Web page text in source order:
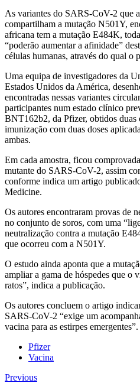
As variantes do SARS-CoV-2 que
compartilham a mutação N501Y,
africana tem a mutação E484K,
“poderão aumentar a afinidade”
células humanas, através do qual o
Uma equipa de investigadores da
Estados Unidos da América,
encontradas nessas variantes
participantes num estado clínico
BNT162b2, da Pfizer, obtidos duas
imunização com duas doses
ambas.
Em cada amostra, ficou
mutante do SARS-CoV-2, assim
conforme indica um artigo
Medicine.
Os autores encontraram provas de
no conjunto de soros, com uma
neutralização contra a mutação
que ocorreu com a N501Y.
O estudo ainda aponta que a
ampliar a gama de hóspedes que o
ratos”, indica a publicação.
Os autores concluem o artigo
SARS-CoV-2 “exige um
vacina para as estirpes emergentes”.
Pfizer
Vacina
Previous